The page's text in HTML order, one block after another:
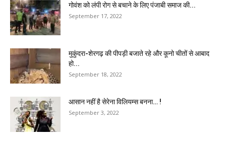
गोवंश को लंपी रोग से बचाने के लिए पंजाबी समाज की...
September 17, 2022
मुकुंदरा-शेरगढ़ की पीपड़ी बजाते रहे और कूनो चीतों से आबाद
हो...
September 18, 2022
आसान नहीं है सेरेना विलियम्स बनना… !
September 3, 2022